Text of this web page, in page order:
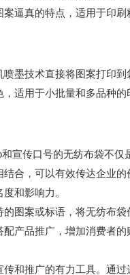
逼真的特点，适用于印
墨技术直接将图案打印
适用于小批量和多品种的
宣传口号的无纺布袋不仅
合，可以有效传达企业
和影响力。
图案或标语，将无纺布袋
产品推广，增加消费者
和推广的有力工具。通